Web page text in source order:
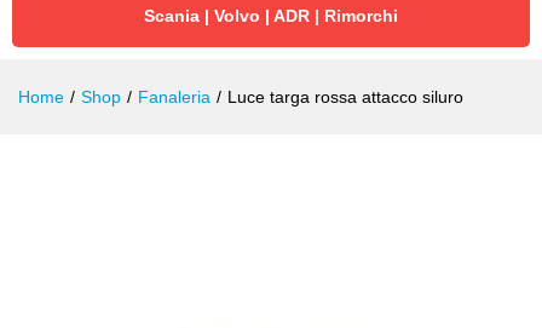
Scania | Volvo | ADR | Rimorchi
Home / Shop / Fanaleria / Luce targa rossa attacco siluro